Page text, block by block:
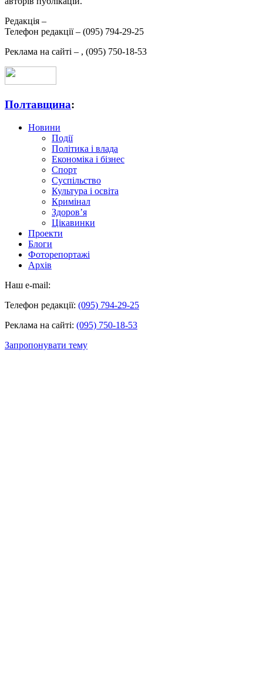
Редакція –
Телефон редакції – (095) 794-29-25
Реклама на сайті – , (095) 750-18-53
Полтавщина:
Новини
Події
Політика і влада
Економіка і бізнес
Спорт
Суспільство
Культура і освіта
Кримінал
Здоров’я
Цікавинки
Проекти
Блоги
Фоторепортажі
Архів
Наш e-mail:
Телефон редакції: (095) 794-29-25
Реклама на сайті: (095) 750-18-53
Запропонувати тему